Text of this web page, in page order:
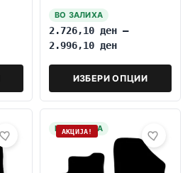
Automatic
ВО ЗАЛИХА
2.726,10 ден –
2.996,10 ден
ИЗБЕРИ ОПЦИИ
НА ЗАЛИХА
АКЦИЈА!